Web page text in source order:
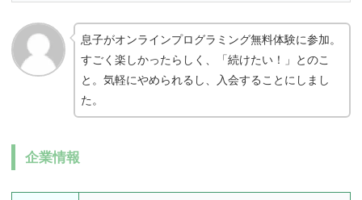
息子がオンラインプログラミング無料体験に参加。
すごく楽しかったらしく、「続けたい！」とのこ
と。気軽にやめられるし、入会することにしまし
た。
企業情報